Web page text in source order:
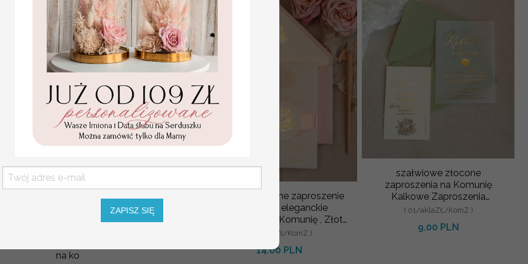
zaproszenia komunijne złocone,
na komunię z kwiatami, złote zaproszenia
na ko
różowe delikatne zaproszenie
Komunijne, eleganckie
zaproszenia na Komunię , Złote
Zaproszenia na Kom
( 01/tagWs/KomZ )
14.00 PLN
szałwiowe złocone
zaproszenia na Komunię
Kalkowe Zaproszenia
komunijne personalizowane
( 01/aklaZŁ/KomZ )
9.00 PLN
ZAPISZ SIĘ